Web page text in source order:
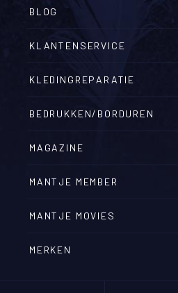
BLOG
KLANTENSERVICE
KLEDINGREPARATIE
BEDRUKKEN/BORDUREN
MAGAZINE
MANTJE MEMBER
MANTJE MOVIES
MERKEN